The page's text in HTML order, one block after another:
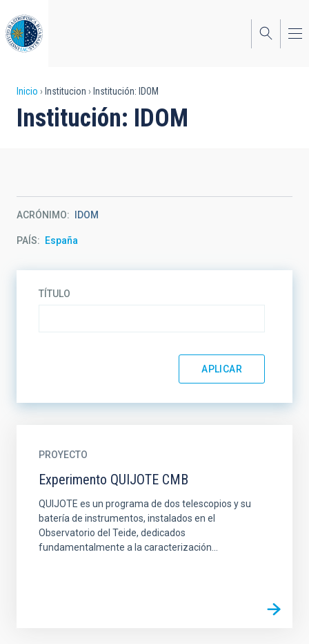
al
contenido
principal
Sobrescribir
enlaces
a
la
navegación
Inicio Institucion Institución: IDOM
Institución: IDOM
ACRÓNIMO IDOM
PAÍS España
TÍTULO
PROYECTO
Experimento QUIJOTE CMB
QUIJOTE es un programa de dos telescopios y su
batería de instrumentos, instalados en el
Observatorio del Teide, dedicados
fundamentalmente a la caracterización...